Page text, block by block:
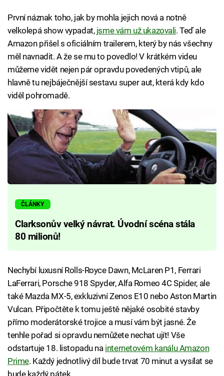
První náznak toho, jak by mohla jejich nová a notně
velkolepá show vypadat, jsme vám už ukazovali. Teď ale
Amazon přišel s oficiálním trailerem, který by nás všechny
měl navnadit. A že se mu to povedlo! V krátkém videu
můžeme vidět nejen pár opravdu povedených vtipů, ale
hlavně tu nejbáječnější sestavu super aut, která kdy kdo
viděl pohromadě.
ČLÁNKY
Clarksonův velký návrat. Úvodní scéna stála
80 milionů!
Nechybí luxusní Rolls-Royce Dawn, McLaren P1, Ferrari
LaFerrari, Porsche 918 Spyder, Alfa Romeo 4C Spider, ale
také Mazda MX-5, exkluzivní Zenos E10 nebo Aston Martin
Vulcan. Připočtěte k tomu ještě nějaké osobité stavby
přímo moderátorské trojice a musí vám být jasné. Že
tenhle pořad si opravdu nemůžete nechat ujít! Vše
odstartuje 18. listopadu na internetovém kanálu Amazon
Prime. Každý jednotlivý díl bude trvat 70 minut a vysílat se
bude každý pátek.